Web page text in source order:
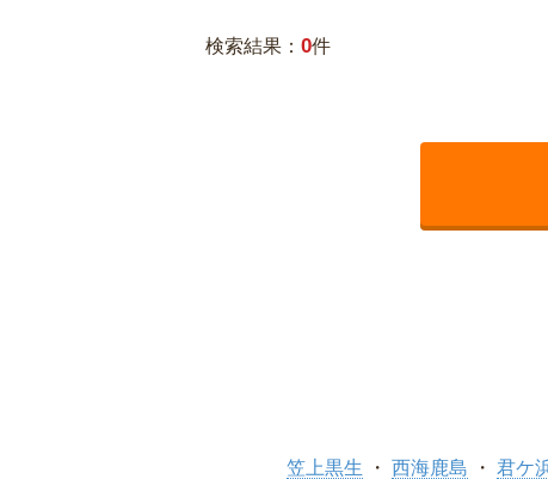
検索結果： 0件
笠上黒生 西海鹿島 君ケ